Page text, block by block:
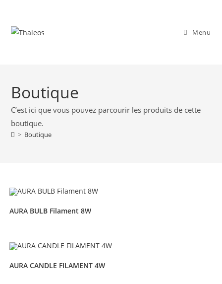
Menu
Boutique
C’est ici que vous pouvez parcourir les produits de cette
boutique.
> Boutique
AURA BULB Filament 8W
AURA CANDLE FILAMENT 4W